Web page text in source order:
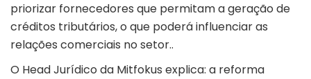
priorizar fornecedores que permitam a geração de
créditos tributários, o que poderá influenciar as
relações comerciais no setor..
O Head Jurídico da Mitfokus explica: a reforma